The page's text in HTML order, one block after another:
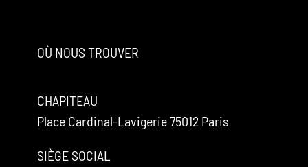
OÙ NOUS TROUVER
CHAPITEAU
Place Cardinal-Lavigerie 75012 Paris
SIÈGE SOCIAL